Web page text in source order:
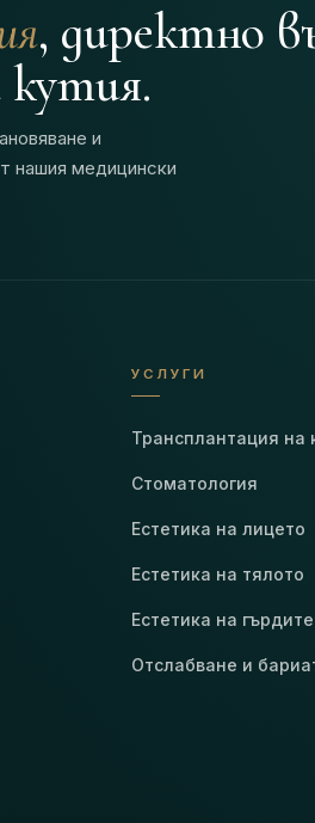
, директно
и
нашия медицински
УСЛУГИ
Трансплантация на
Стоматология
Естетика на лицето
Естетика на тялото
Естетика на гърдите
Отслабване и